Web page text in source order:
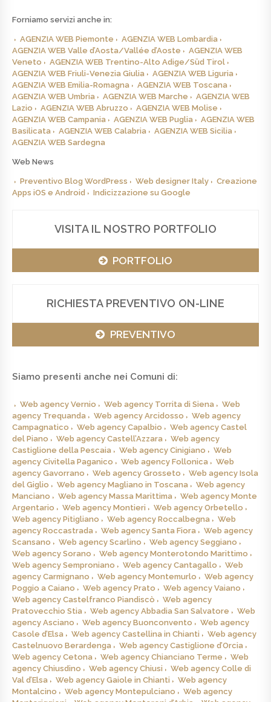
Forniamo servizi anche in:
AGENZIA WEB Piemonte
AGENZIA WEB Lombardia
AGENZIA WEB Valle d’Aosta/Vallée d’Aoste
AGENZIA WEB
Veneto
AGENZIA WEB Trentino-Alto Adige/Süd Tirol
AGENZIA WEB Friuli-Venezia Giulia
AGENZIA WEB Liguria
AGENZIA WEB Emilia-Romagna
AGENZIA WEB Toscana
AGENZIA WEB Umbria
AGENZIA WEB Marche
AGENZIA WEB
Lazio
AGENZIA WEB Abruzzo
AGENZIA WEB Molise
AGENZIA WEB Campania
AGENZIA WEB Puglia
AGENZIA WEB
Basilicata
AGENZIA WEB Calabria
AGENZIA WEB Sicilia
AGENZIA WEB Sardegna
Web News
Preventivo Blog WordPress Web designer Italy
Creazione
Apps iOS e Android
Indicizzazione su Google
VISITA IL NOSTRO PORTFOLIO
PORTFOLIO
RICHIESTA PREVENTIVO ON-LINE
PREVENTIVO
Siamo presenti anche nei Comuni di:
Web agency Vernio Web agency Torrita di Siena
Web
agency Trequanda
Web agency Arcidosso
Web agency
Campagnatico
Web agency Capalbio
Web agency Castel
del Piano
Web agency Castell’Azzara
Web agency
Castiglione della Pescaia
Web agency Cinigiano
Web
agency Civitella Paganico
Web agency Follonica
Web
agency Gavorrano
Web agency Grosseto
Web agency Isola
del Giglio
Web agency Magliano in Toscana
Web agency
Manciano
Web agency Massa Marittima
Web agency Monte
Argentario
Web agency Montieri
Web agency Orbetello
Web agency Pitigliano
Web agency Roccalbegna
Web
agency Roccastrada
Web agency Santa Fiora
Web agency
Scansano
Web agency Scarlino
Web agency Seggiano
Web agency Sorano
Web agency Monterotondo Marittimo
Web agency Semproniano
Web agency Cantagallo
Web
agency Carmignano
Web agency Montemurlo
Web agency
Poggio a Caiano
Web agency Prato
Web agency Vaiano
Web agency Castelfranco Piandiscò
Web agency
Pratovecchio Stia
Web agency Abbadia San Salvatore
Web
agency Asciano
Web agency Buonconvento
Web agency
Casole d’Elsa
Web agency Castellina in Chianti
Web agency
Castelnuovo Berardenga
Web agency Castiglione d’Orcia
Web agency Cetona
Web agency Chianciano Terme
Web
agency Chiusdino
Web agency Chiusi
Web agency Colle di
Val d’Elsa
Web agency Gaiole in Chianti
Web agency
Montalcino
Web agency Montepulciano
Web agency